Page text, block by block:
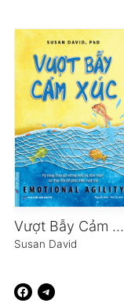
Vượt Bẫy Cảm Xúc
Susan David